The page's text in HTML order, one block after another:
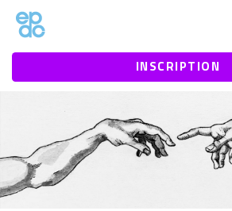
1mt0jz3htbaby1vn9b9934eeh94n1k
INSCRIPTION